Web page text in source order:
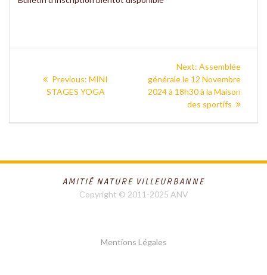
Previous: MINI
STAGES YOGA
Next: Assemblée
générale le 12 Novembre
2024 à 18h30 à la Maison
des sportifs
AMITIÉ NATURE VILLEURBANNE
Copyright © 2011-2025 ANV
Mentions Légales